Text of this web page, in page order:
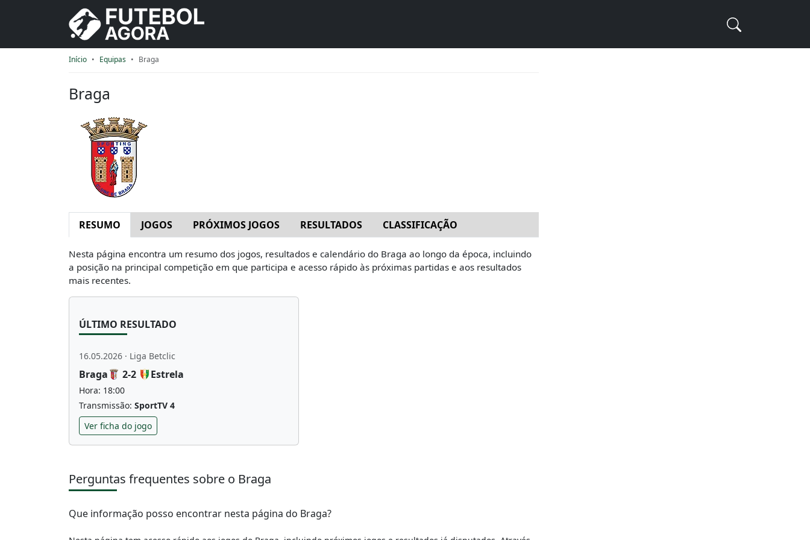
Início Equipas Braga
Braga
RESUMO JOGOS PRÓXIMOS JOGOS RESULTADOS CLASSIFICAÇÃO
Nesta página encontra um resumo dos jogos, resultados e calendário do Braga ao longo da época, incluindo
a posição na principal competição em que participa e acesso rápido às próximas partidas e aos resultados
mais recentes.
ÚLTIMO RESULTADO
16.05.2026 · Liga Betclic
Braga 2-2 Estrela
Hora: 18:00
Transmissão: SportTV 4
Ver ficha do jogo
Perguntas frequentes sobre o Braga
Que informação posso encontrar nesta página do Braga?